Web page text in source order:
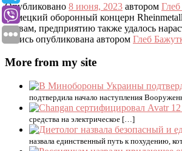
Опубликовано 8 июня, 2023 автором
Немецкий оборонный концерн Rheinmetall
словам, предприятию также удалось
Запись опубликована автором Глеб
More from my site
подтвердила начало наступления
средства на электрическое […]
назвала единственный путь к похудению,